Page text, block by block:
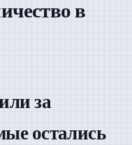
в
за
остались